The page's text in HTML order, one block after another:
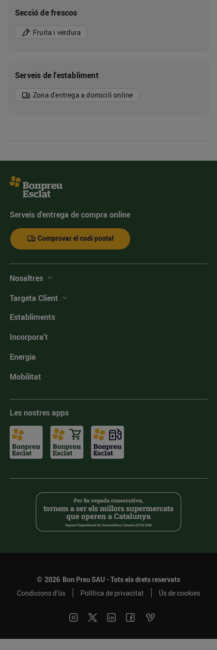
Secció de frescos
Fruita i verdura
Serveis de l'establiment
Zona d'entrega a domicili online
Serveis d'entrega de compra online
Comprovar el codi postal
Nosaltres
Targeta Client
Establiments
Incorpora't
Energia
Mobilitat
Les nostres apps
© 2026 Bon Preu SAU - Tots els drets reservats
Condicions d’ús
Política de privacitat Ús de cookies